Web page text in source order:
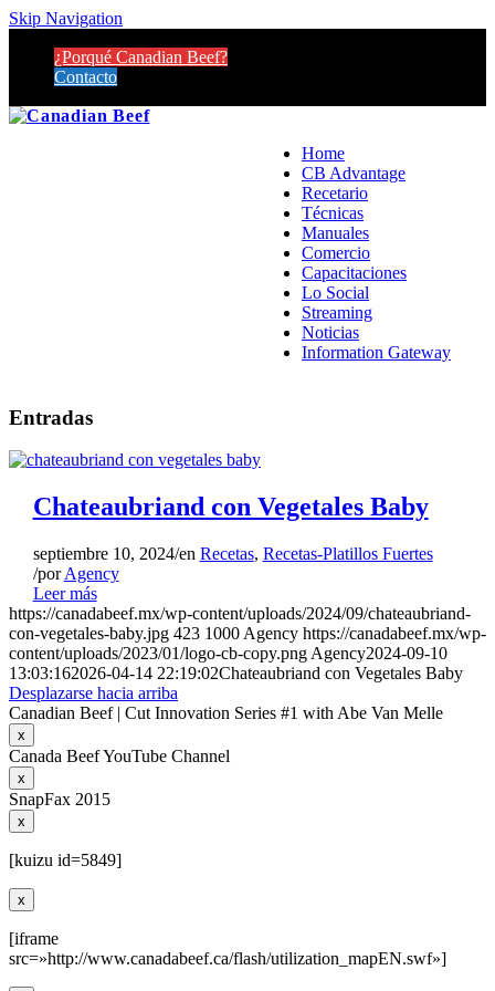
Skip Navigation
¿Porqué Canadian Beef?
Contacto
Home
CB Advantage
Recetario
Técnicas
Manuales
Comercio
Capacitaciones
Lo Social
Streaming
Noticias
Information Gateway
Entradas
Chateaubriand con Vegetales Baby
septiembre 10, 2024/en Recetas, Recetas-Platillos Fuertes
/porAgency
Leer más
https://canadabeef.mx/wp-content/uploads/2024/09/chateaubriand-
con-vegetales-baby.jpg 423 1000 Agency https://canadabeef.mx/wp-
content/uploads/2023/01/logo-cb-copy.png Agency2024-09-10
13:03:162026-04-14 22:19:02Chateaubriand con Vegetales Baby
Desplazarse hacia arriba
Canadian Beef | Cut Innovation Series #1 with Abe Van Melle
x
Canada Beef YouTube Channel
x
SnapFax 2015
x
[kuizu id=5849]
x
[iframe
src=»http://www.canadabeef.ca/flash/utilization_mapEN.swf»]